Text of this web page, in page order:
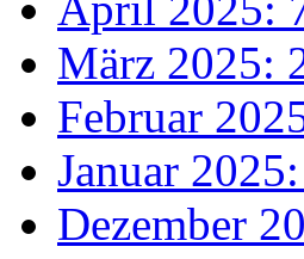
März 2025:
Februar
Januar
Dezember